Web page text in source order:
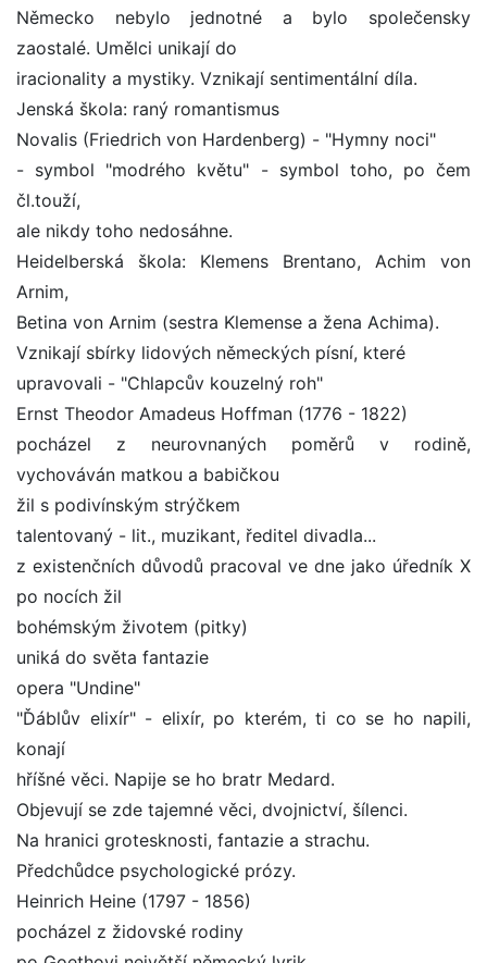
Německo nebylo jednotné a bylo společensky
zaostalé. Umělci unikají do
iracionality a mystiky. Vznikají sentimentální díla.
Jenská škola: raný romantismus
Novalis (Friedrich von Hardenberg) - "Hymny noci"
- symbol "modrého květu" - symbol toho, po čem
čl.touží,
ale nikdy toho nedosáhne.
Heidelberská škola: Klemens Brentano, Achim von
Arnim,
Betina von Arnim (sestra Klemense a žena Achima).
Vznikají sbírky lidových německých písní, které
upravovali - "Chlapcův kouzelný roh"
Ernst Theodor Amadeus Hoffman (1776 - 1822)
pocházel z neurovnaných poměrů v rodině,
vychováván matkou a babičkou
žil s podivínským strýčkem
talentovaný - lit., muzikant, ředitel divadla...
z existenčních důvodů pracoval ve dne jako úředník X
po nocích žil
bohémským životem (pitky)
uniká do světa fantazie
opera "Undine"
"Ďáblův elixír" - elixír, po kterém, ti co se ho napili,
konají
hříšné věci. Napije se ho bratr Medard.
Objevují se zde tajemné věci, dvojnictví, šílenci.
Na hranici grotesknosti, fantazie a strachu.
Předchůdce psychologické prózy.
Heinrich Heine (1797 - 1856)
pocházel z židovské rodiny